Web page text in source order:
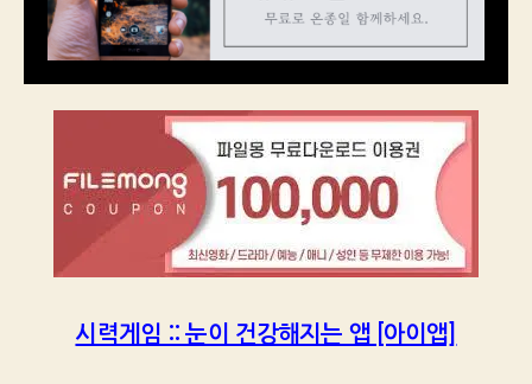
시력게임 :: 눈이 건강해지는 앱 [아이앱]